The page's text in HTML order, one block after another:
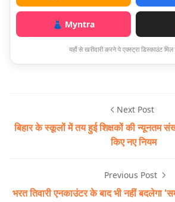
👗 Myntra
यहाँ से खरीदारी करने पे एक्स्ट्रा डिस्काउंट
Next Post
बिहार के स्कूलों में तय हुई शिक्षकों की न्यूनतम
किए नए नियम
Previous Post
भरत तिवारी एनकाउंटर के बाद भी नहीं बदलेगा